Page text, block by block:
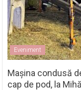
Eveniment
Mașina condusă
cap de pod, la